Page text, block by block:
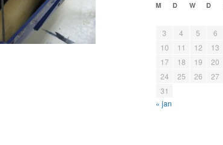
M D W D
« jan
3
4 5 6
10
11 12 13
17
18 19 20
24
25 26 27
31